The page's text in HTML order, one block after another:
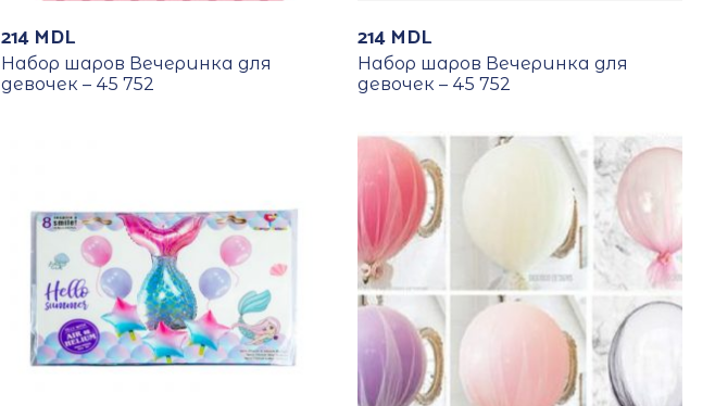
214 MDL
Набор шаров Вечеринка для
девочек – 45 752
214 MDL
Набор шаров Вечеринка для
девочек – 45 752